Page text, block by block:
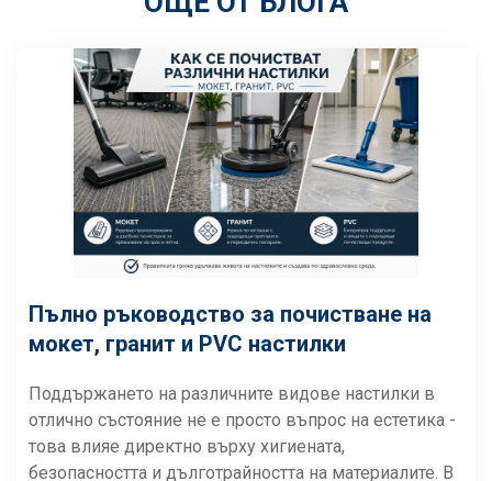
Пълно ръководство за почистване на
мокет, гранит и PVC настилки
Поддържането на различните видове настилки в
отлично състояние не е просто въпрос на естетика -
това влияе директно върху хигиената,
безопасността и дълготрайността на материалите. В